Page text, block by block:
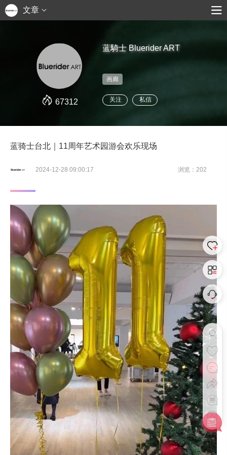
文章
67312
蓝騎士 Bluerider ART
画廊
关注 私信
蓝骑士台北｜11周年艺术园游会欢乐现场
2024-12-28 09:00:17 浏览：202